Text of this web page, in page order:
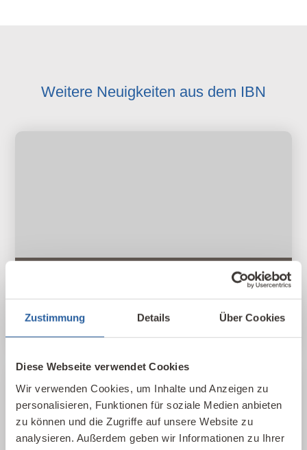
Zustimmung Details Über Cookies
Diese Webseite verwendet Cookies
Wir verwenden Cookies, um Inhalte und Anzeigen zu
personalisieren, Funktionen für soziale Medien anbieten
zu können und die Zugriffe auf unsere Website zu
analysieren. Außerdem geben wir Informationen zu Ihrer
Weitere Neuigkeiten aus dem IBN
Fernlehrgang Baubiologie IBN –
nächster Start 15. September
2026
Beitrag lesen